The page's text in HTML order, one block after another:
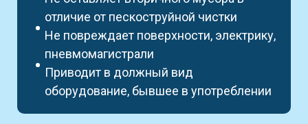
отличие от пескоструйной чистки
Не повреждает поверхности, электрику,
пневмомагистрали
Приводит в должный вид
оборудование, бывшее в употреблении